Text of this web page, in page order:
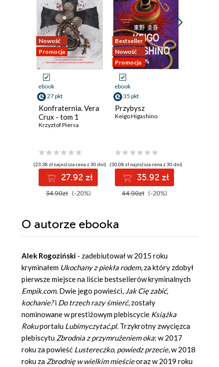
Nowość
Promocja
ebook
27 pkt
Konfraternia. Vera
Crux - tom 1
Krzyztof Piersa
(23,38 zł najniższa cena z 30 dni)
27.92 zł
34.90zł (-20%)
Bestseller
Nowość
Promocja
ebook
35 pkt
Przybysz
Keigo Higashino
(30,08 zł najniższa cena z 30 dni)
35.92 zł
44.90zł (-20%)
O autorze ebooka
Alek Rogoziński - zadebiutował w 2015 roku
kryminałem Ukochany z piekła rodem, za który zdobył
pierwsze miejsce na liście bestsellerów kryminalnych
Empik.com. Dwie jego powieści, Jak Cię zabić,
kochanie?i Do trzech razy śmierć, zostały
nominowane w prestiżowym plebiscycie Książka
Rokuportalu Lubimyczytać.pl. Trzykrotny zwycięzca
plebiscytu Zbrodnia z przymrużeniem oka: w 2017
roku za powieść Lustereczko, powiedz przecie, w 2018
roku za Zbrodnię w wielkim mieścieoraz w 2019 roku